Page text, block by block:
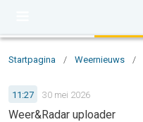
Startpagina / Weernieuws /
11:27 30 mei 2026
Weer&Radar uploader